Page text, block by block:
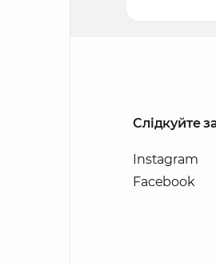
Слідкуйте
Instagram
Facebook